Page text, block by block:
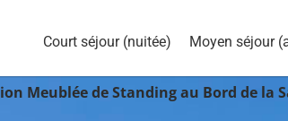
Court séjour (nuitée) Moyen séjour
Meublée de Standing au Bord de la